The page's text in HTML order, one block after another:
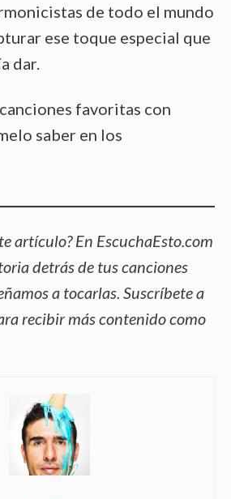
de todo el mundo
ese toque especial que
dar.
favoritas con
saber en los
artículo? En EscuchaEsto.com
detrás de tus canciones
a tocarlas. Suscríbete a
recibir más contenido como